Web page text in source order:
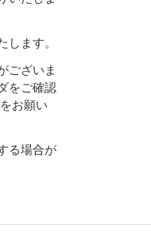
します。
ございま
をご確認
お願い
る場合が